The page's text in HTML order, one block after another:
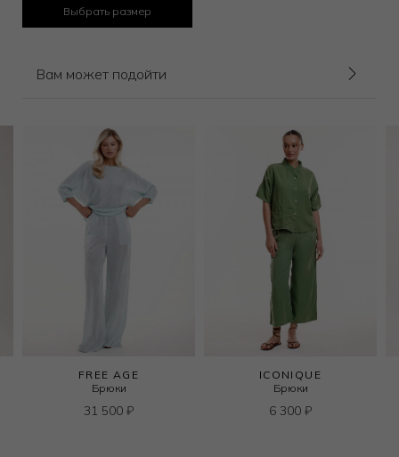
Выбрать размер
Вам может подойти
FREE AGE
Брюки
31 500 ₽
ICONIQUE
Брюки
6 300 ₽